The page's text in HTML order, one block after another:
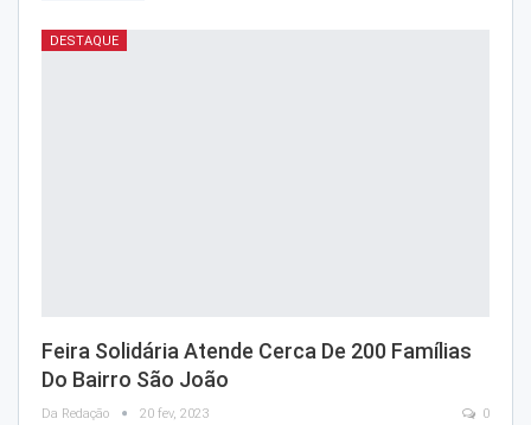
DESTAQUE
Feira Solidária Atende Cerca De 200 Famílias
Do Bairro São João
Da Redação 20 fev, 2023 0